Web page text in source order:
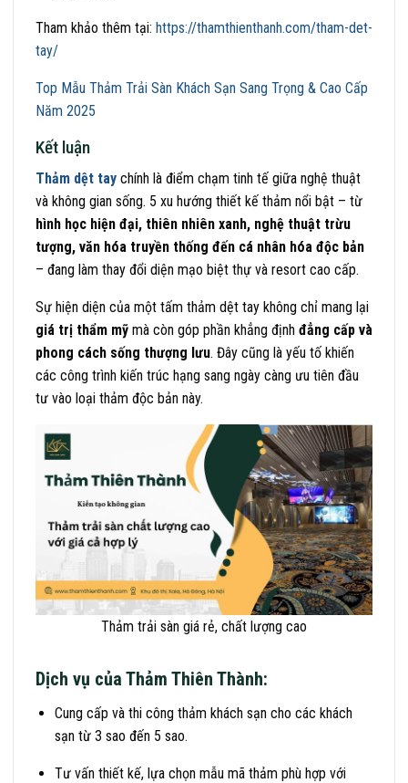
Tham khảo thêm tại: https://thamthienthanh.com/tham-det-
tay/
Top Mẫu Thảm Trải Sàn Khách Sạn Sang Trọng & Cao Cấp
Năm 2025
Kết luận
Thảm dệt tay chính là điểm chạm tinh tế giữa nghệ thuật
và không gian sống. 5 xu hướng thiết kế thảm nổi bật – từ
hình học hiện đại, thiên nhiên xanh, nghệ thuật trừu
tượng, văn hóa truyền thống đến cá nhân hóa độc bản
– đang làm thay đổi diện mạo biệt thự và resort cao cấp.
Sự hiện diện của một tấm thảm dệt tay không chỉ mang lại
giá trị thẩm mỹ mà còn góp phần khẳng định đẳng cấp và
phong cách sống thượng lưu. Đây cũng là yếu tố khiến
các công trình kiến trúc hạng sang ngày càng ưu tiên đầu
tư vào loại thảm độc bản này.
Thảm trải sàn giá rẻ, chất lượng cao
Dịch vụ của Thảm Thiên Thành:
Cung cấp và thi công thảm khách sạn cho các khách
sạn từ 3 sao đến 5 sao.
Tư vấn thiết kế, lựa chọn mẫu mã thảm phù hợp với